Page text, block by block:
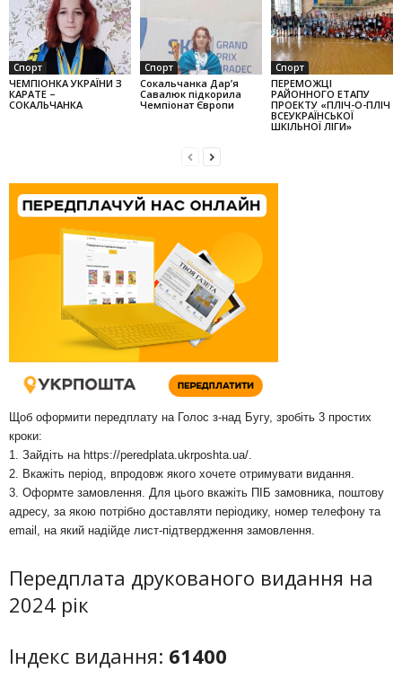
Спорт
ЧЕМПІОНКА УКРАЇНИ З
КАРАТЕ –
СОКАЛЬЧАНКА
Спорт
Сокальчанка Дар’я
Савалюк підкорила
Чемпіонат Європи
Спорт
ПЕРЕМОЖЦІ
РАЙОННОГО ЕТАПУ
ПРОЕКТУ «ПЛІЧ-О-ПЛІЧ
ВСЕУКРАЇНСЬКОЇ
ШКІЛЬНОЇ ЛІГИ»
Щоб оформити передплату на Голос з-над Бугу, зробіть 3 простих
кроки:
1. Зайдіть на https://peredplata.ukrposhta.ua/
2. Вкажіть період, впродовж якого хочете отримувати видання.
3. Оформте замовлення. Для цього вкажіть ПІБ замовника, поштову
адресу, за якою потрібно доставляти періодику, номер телефону та
email, на який надійде лист-підтвердження замовлення.
Передплата друкованого видання на
2024 рік
Індекс видання: 61400